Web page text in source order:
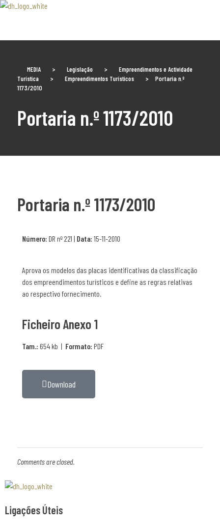
MEDIA > Legislação >
Empreendimentos e Actividade
Turística
> Empreendimentos Turísticos >
Portaria n.º
1173/2010
Portaria n.º 1173/2010
Portaria n.º 1173/2010
Número: DR nº 221 | Data: 15-11-2010
Aprova os modelos das placas identificativas da classificação
dos empreendimentos turísticos e define as regras relativas
ao respectivo fornecimento.
Ficheiro Anexo 1
Tam.: 654 kb | Formato: PDF
Download
Comments are closed.
Ligações Úteis